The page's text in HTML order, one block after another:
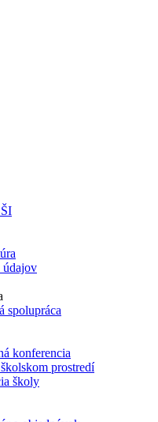
údajov
spolupráca
konferencia
prostredí
školy